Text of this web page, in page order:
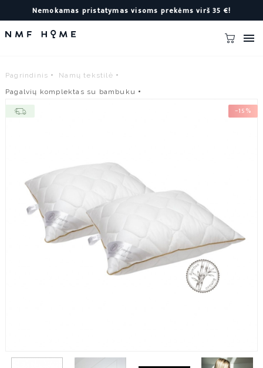
Nemokamas pristatymas visoms prekėms virš 35 €!

Pagrindinis
Namų tekstilė
Pagalvių komplektas su bambuku
−15%